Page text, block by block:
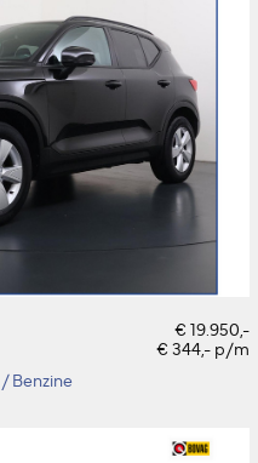
€ 19.950,-
€ 344,- p/m
/Benzine